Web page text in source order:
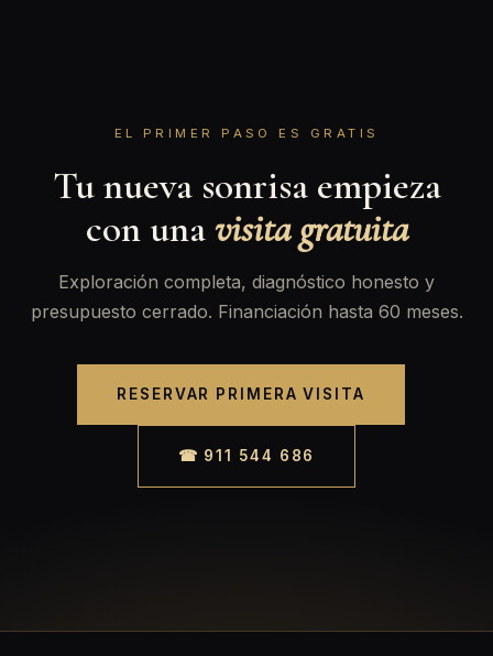
EL PRIMER PASO ES GRATIS
Tu nueva sonrisa empieza
con unavisita gratuita
Exploración completa, diagnóstico honesto y
presupuesto cerrado. Financiación hasta 60 meses.
RESERVAR PRIMERA VISITA
☎ 911 544 686